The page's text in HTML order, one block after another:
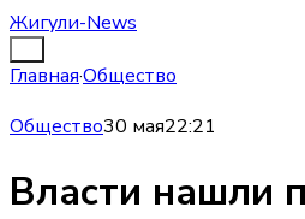
Жигули-News
Главная·Общество
Общество30 мая22:21
Власти нашли